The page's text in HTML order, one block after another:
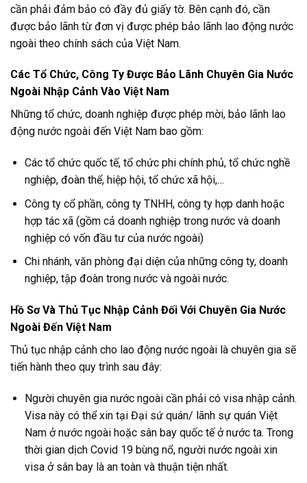
cần phải đảm bảo có đầy đủ giấy tờ. Bên cạnh đó, cần
được bảo lãnh từ đơn vị được phép bảo lãnh lao động nước
ngoài theo chính sách của Việt Nam.
Các Tổ Chức, Công Ty Được Bảo Lãnh Chuyên Gia Nước
Ngoài Nhập Cảnh Vào Việt Nam
Những tổ chức, doanh nghiệp được phép mời, bảo lãnh lao
động nước ngoài đến Việt Nam bao gồm:
Các tổ chức quốc tế, tổ chức phi chính phủ, tổ chức nghề
nghiệp, đoàn thể, hiệp hội, tổ chức xã hội,…
Công ty cổ phần, công ty TNHH, công ty hợp danh hoặc
hợp tác xã (gồm cả doanh nghiệp trong nước và doanh
nghiệp có vốn đầu tư của nước ngoài)
Chi nhánh, văn phòng đại diện của những công ty, doanh
nghiệp, tập đoàn trong nước và ngoài nước.
Hồ Sơ Và Thủ Tục Nhập Cảnh Đối Với Chuyên Gia Nước
Ngoài Đến Việt Nam
Thủ tục nhập cảnh cho lao động nước ngoài là chuyên gia sẽ
tiến hành theo quy trình sau đây:
Người chuyên gia nước ngoài cần phải có visa nhập cảnh.
Visa này có thể xin tại Đại sứ quán/ lãnh sự quán Việt
Nam ở nước ngoài hoặc sân bay quốc tế ở nước ta. Trong
thời gian dịch Covid 19 bùng nổ, người nước ngoài xin
visa ở sân bay là an toàn và thuận tiện nhất.